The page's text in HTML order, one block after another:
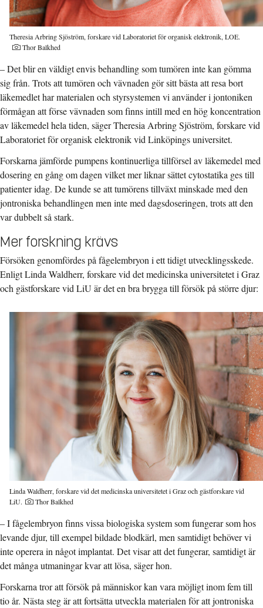
Theresia Arbring Sjöström, forskare vid Laboratoriet för organisk elektronik, LOE.
Fotograf:
Thor Balkhed
– Det blir en väldigt envis behandling som tumören inte kan gömma
sig från. Trots att tumören och vävnaden gör sitt bästa att resa bort
läkemedlet har materialen och styrsystemen vi använder i jontoniken
förmågan att förse vävnaden som finns intill med en hög koncentration
av läkemedel hela tiden, säger Theresia Arbring Sjöström, forskare vid
Laboratoriet för organisk elektronik vid Linköpings universitet.
Forskarna jämförde pumpens kontinuerliga tillförsel av läkemedel med
dosering en gång om dagen vilket mer liknar sättet cytostatika ges till
patienter idag. De kunde se att tumörens tillväxt minskade med den
jontroniska behandlingen men inte med dagsdoseringen, trots att den
var dubbelt så stark.
Mer forskning krävs
Försöken genomfördes på fågelembryon i ett tidigt utvecklingsskede.
Enligt Linda Waldherr, forskare vid det medicinska universitetet i Graz
och gästforskare vid LiU är det en bra brygga till försök på större djur:
Linda Waldherr, forskare vid det medicinska universitetet i Graz och gästforskare vid
LiU.
Fotograf:
Thor Balkhed
– I fågelembryon finns vissa biologiska system som fungerar som hos
levande djur, till exempel bildade blodkärl, men samtidigt behöver vi
inte operera in något implantat. Det visar att det fungerar, samtidigt är
det många utmaningar kvar att lösa, säger hon.
Forskarna tror att försök på människor kan vara möjligt inom fem till
tio år. Nästa steg är att fortsätta utveckla materialen för att jontroniska